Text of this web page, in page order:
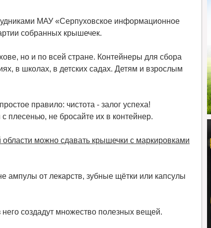
МАУ «Серпуховское информационное
собранных крышечек.
но и по всей стране. Контейнеры для сбора
в школах, в детских садах. Детям и взрослым
правило: чистота - залог успеха!
плесенью, не бросайте их в контейнер.
можно сдавать крышечки с маркировками
ампулы от лекарств, зубные щётки или капсулы
него создадут множество полезных вещей.